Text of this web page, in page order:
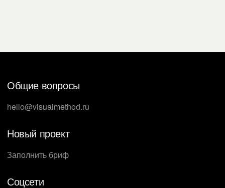
Общие вопросы
hello@visualmethod.ru
Новый проект
Заполнить бриф
Соцсети